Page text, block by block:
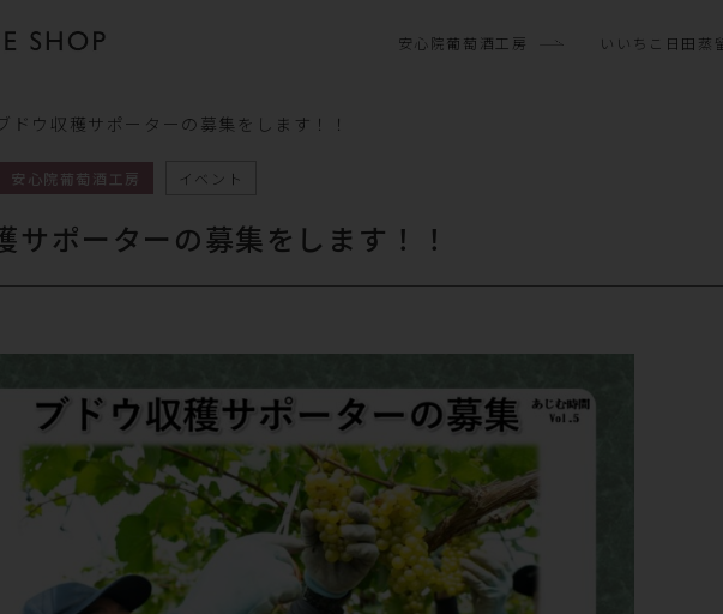
安心院葡萄酒工房 いいちこ日田蒸
ドウ収穫サポーターの募集をします！！
イベント
安心院葡萄酒工房
サポーターの募集をします！！